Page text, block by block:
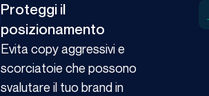
Proteggi il
posizionamento
Evita copy aggressivi e
scorciatoie che possono
svalutare il tuo brand in